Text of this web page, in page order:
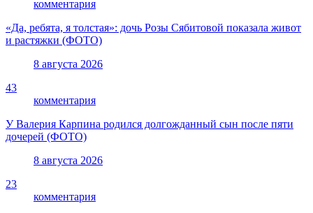
комментария
«Да, ребята, я толстая»: дочь Розы Сябитовой показала живот
и растяжки (ФОТО)
8 августа 2026
43
комментария
У Валерия Карпина родился долгожданный сын после пяти
дочерей (ФОТО)
8 августа 2026
23
комментария